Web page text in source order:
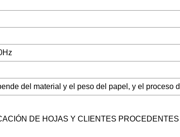
del material y el peso del papel, y el proceso
DE HOJAS Y CLIENTES